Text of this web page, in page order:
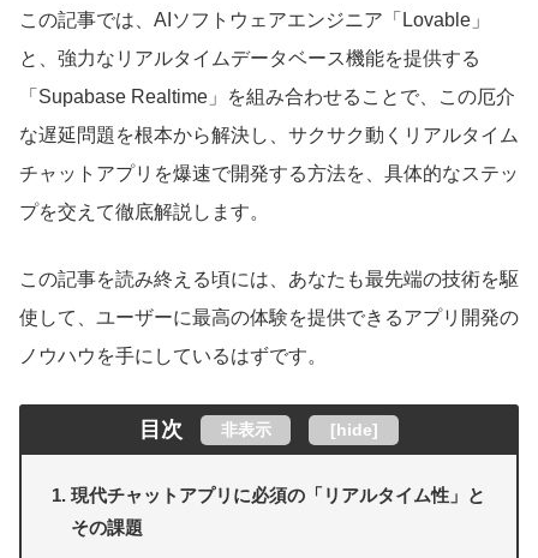
この記事では、AIソフトウェアエンジニア「Lovable」
と、強力なリアルタイムデータベース機能を提供する
「Supabase Realtime」を組み合わせることで、この厄介
な遅延問題を根本から解決し、サクサク動くリアルタイム
チャットアプリを爆速で開発する方法を、具体的なステッ
プを交えて徹底解説します。
この記事を読み終える頃には、あなたも最先端の技術を駆
使して、ユーザーに最高の体験を提供できるアプリ開発の
ノウハウを手にしているはずです。
目次 非表示 [hide]
現代チャットアプリに必須の「リアルタイム性」と
その課題